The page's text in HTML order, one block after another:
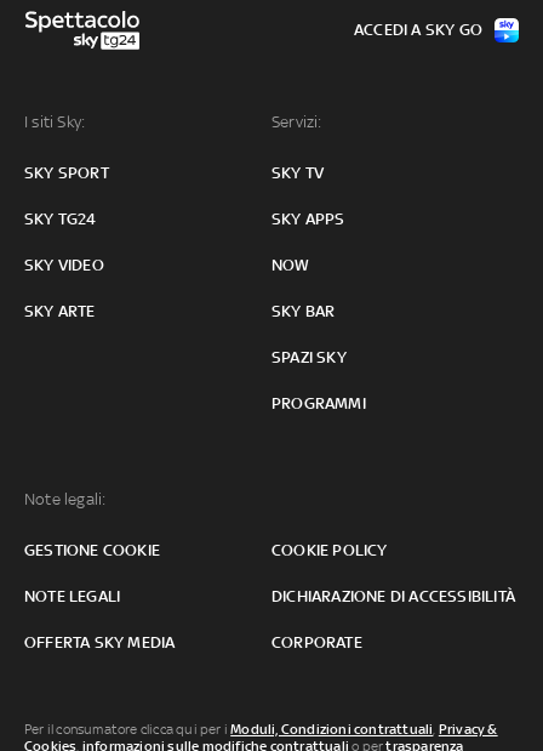
I siti Sky:
SKY SPORT
SKY TG24
SKY VIDEO
SKY ARTE
Servizi:
SKY TV
SKY APPS
NOW
SKY BAR
SPAZI SKY
PROGRAMMI
Note legali:
GESTIONE COOKIE COOKIE POLICY
NOTE LEGALI DICHIARAZIONE DI ACCESSIBILITÀ
OFFERTA SKY MEDIA CORPORATE
ACCEDI A SKY GO
Per il consumatore clicca qui per iModuli, Condizioni contrattuali Privacy &
Cookies informazioni sulle modifiche contrattuali o pertrasparenza